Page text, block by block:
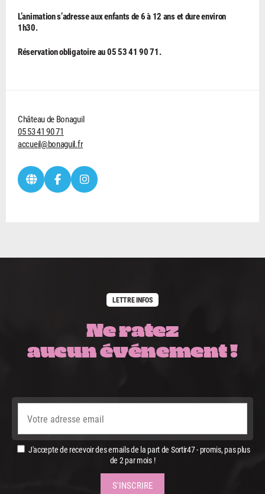
L’animation s’adresse aux enfants de 6 à 12 ans et dure environ
1h30.
Réservation obligatoire au 05 53 41 90 71.
Château de Bonaguil
05 53 41 90 71
accueil@bonaguil.fr
LETTRE INFOS
Ne ratez
aucun événement !
J'accepte de recevoir des emails de la part de Sortir47 - promis, pas plus
de 2 par mois !